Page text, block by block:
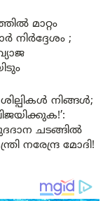
മാറ്റം
നിർദ്ദേശം ;
നിങ്ങൾ;
ചടങ്ങിൽ
നരേന്ദ്ര മോദി!